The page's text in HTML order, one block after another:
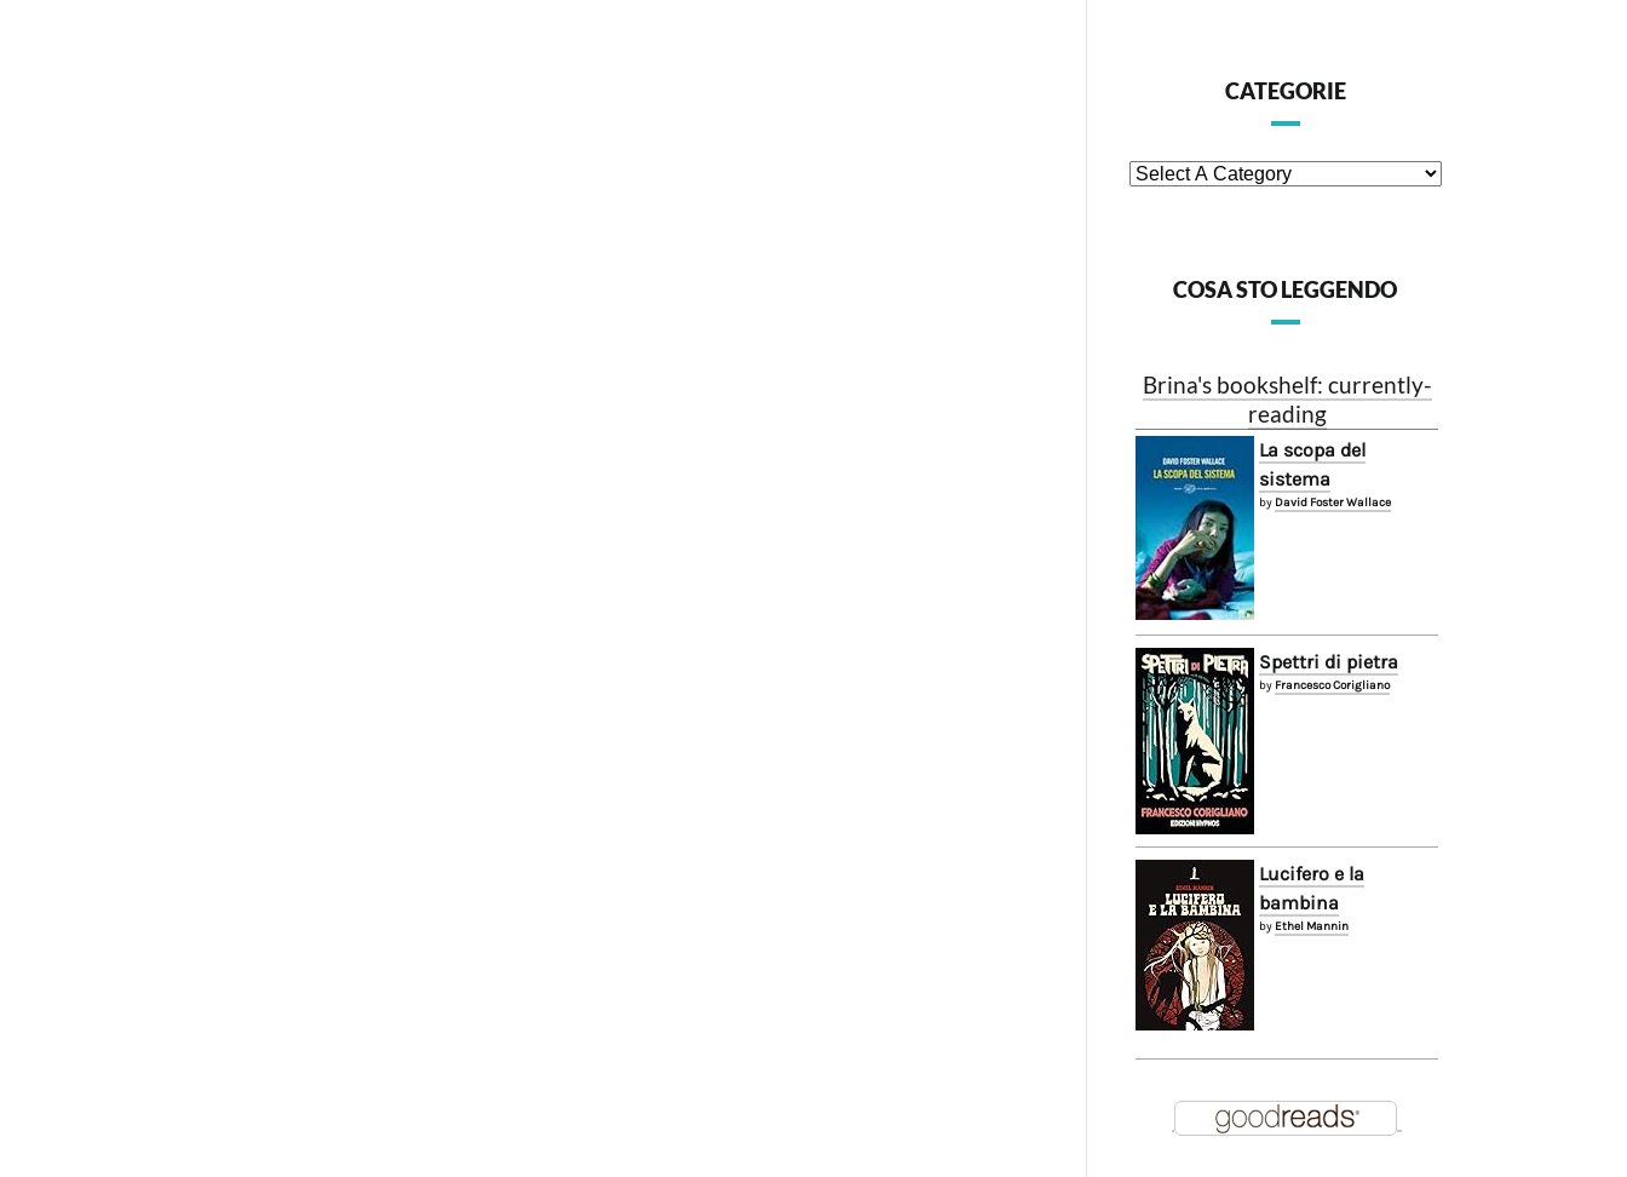
CATEGORIE
COSA STO LEGGENDO
Brina's bookshelf: currently-
reading
La scopa del
sistema
by David Foster Wallace
Spettri di pietra
by Francesco Corigliano
Lucifero e la
bambina
by Ethel Mannin